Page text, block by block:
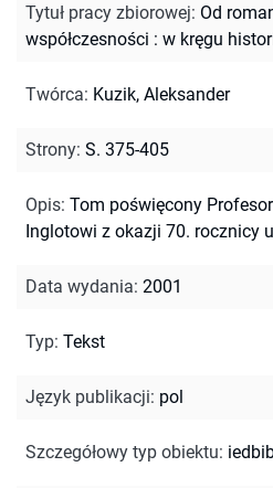
Tytuł pracy zbiorowej: Od
współczesności : w kręgu
Twórca: Kuzik, Aleksander
Strony: S. 375-405
Opis: Tom poświęcony
Inglotowi z okazji 70. rocznicy
Data wydania: 2001
Typ: Tekst
Język publikacji: pol
Szczegółowy typ obiektu: